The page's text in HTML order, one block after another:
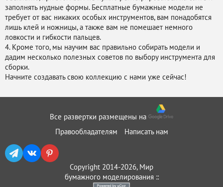
заполнять нудные формы. Бесплатные бумажные модели не
требует от вас никаких особых инструментов, вам понадобятся
лишь клей и ножницы, а также вам не помешает немного
ловкости и гибкости пальцев.
4. Кроме того, мы научим вас правильно собирать модели и
дадим несколько полезных советов по выбору инструмента для
сборки.
Начните создавать свою коллекцию с нами уже сейчас!
Все развертки размещены на
Правообладателям
Написать нам
Copyright 2014-2026, Мир
бумажного моделирования ::